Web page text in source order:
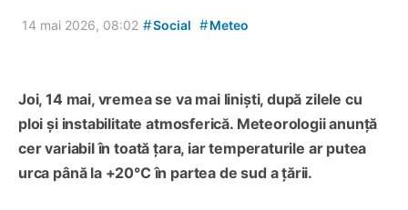
14 mai 2026, 08:02 #Social #Meteo
Joi, 14 mai, vremea se va mai liniști, după zilele cu
ploi și instabilitate atmosferică. Meteorologii anunță
cer variabil în toată țara, iar temperaturile ar putea
urca până la +20°C în partea de sud a țării.